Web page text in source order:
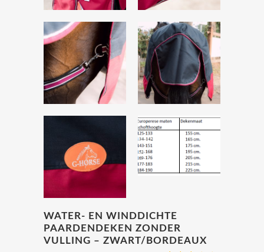
WATER- EN WINDDICHTE
PAARDENDEKEN ZONDER
VULLING – ZWART/BORDEAUX